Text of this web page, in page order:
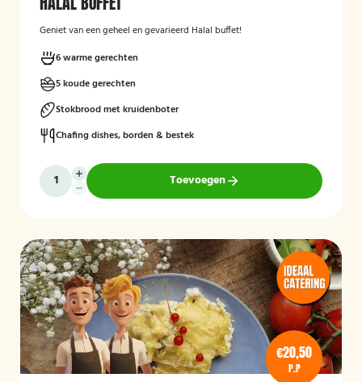
Geniet van een geheel en gevarieerd Halal buffet!
6 warme gerechten
5 koude gerechten
Stokbrood met kruidenboter
Chafing dishes, borden & bestek
Toevoegen
€20,50
P.P